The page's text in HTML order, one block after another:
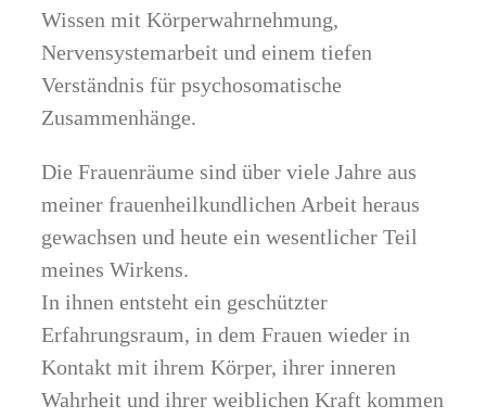
Wissen mit Körperwahrnehmung,
Nervensystemarbeit und einem tiefen
Verständnis für psychosomatische
Zusammenhänge.
Die Frauenräume sind über viele Jahre aus
meiner frauenheilkundlichen Arbeit heraus
gewachsen und heute ein wesentlicher Teil
meines Wirkens.
In ihnen entsteht ein geschützter
Erfahrungsraum, in dem Frauen wieder in
Kontakt mit ihrem Körper, ihrer inneren
Wahrheit und ihrer weiblichen Kraft kommen